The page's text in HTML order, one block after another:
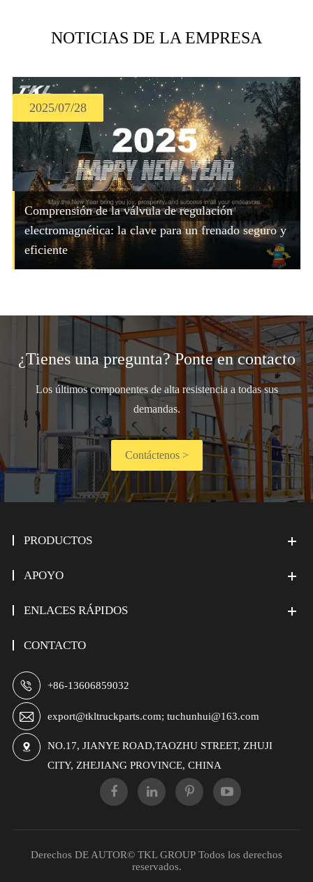
NOTICIAS DE LA EMPRESA
2025/07/28
Comprensión de la válvula de regulación
electromagnética: la clave para un frenado seguro y
eficiente
¿Tienes una pregunta? Ponte en contacto
Los últimos componentes de alta resistencia a todas sus
demandas.
Contáctenos >
PRODUCTOS
APOYO
ENLACES RÁPIDOS
CONTACTO
 +86-13606859032
 export@tkltruckparts.com; tuchunhui@163.com

NO.17, JIANYE ROAD,TAOZHU STREET, ZHUJI
CITY, ZHEJIANG PROVINCE, CHINA
Derechos DE AUTOR© TKL GROUP Todos los derechos
reservados.